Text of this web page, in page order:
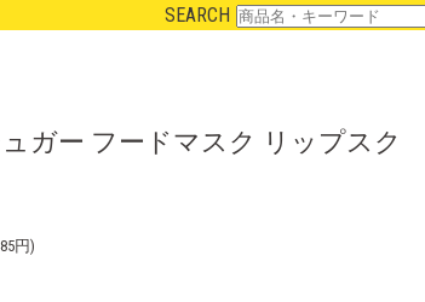
SEARCH
ガー フードマスク リップスク
円)